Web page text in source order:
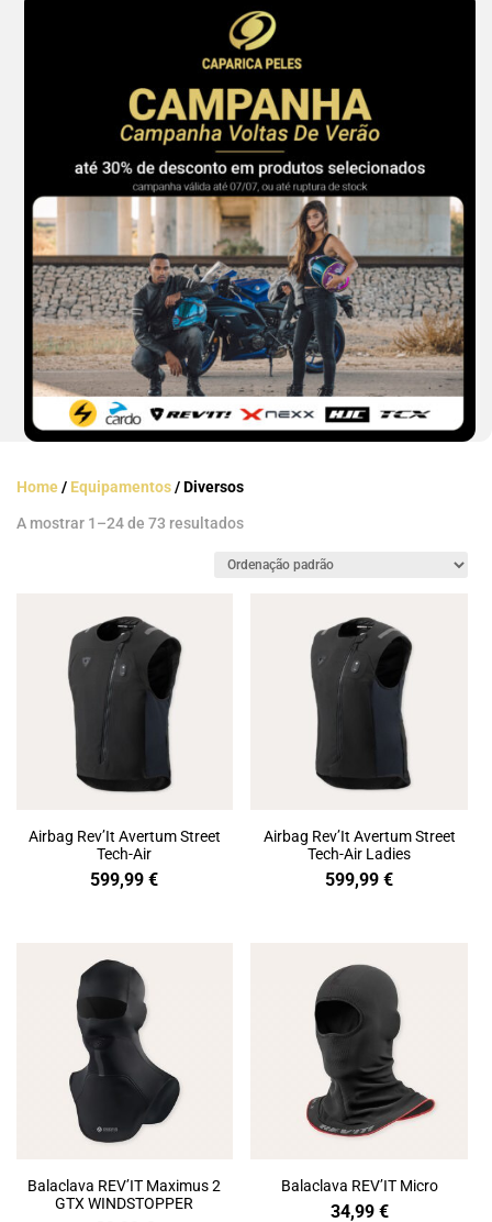
Home/ Equipamentos/ Diversos
A mostrar 1–24 de 73 resultados
Airbag Rev’It Avertum Street
Tech-Air
599,99€
Airbag Rev’It Avertum Street
Tech-Air Ladies
599,99€
Balaclava REV’IT Maximus 2
GTX WINDSTOPPER
Balaclava REV’IT Micro
34,99 €